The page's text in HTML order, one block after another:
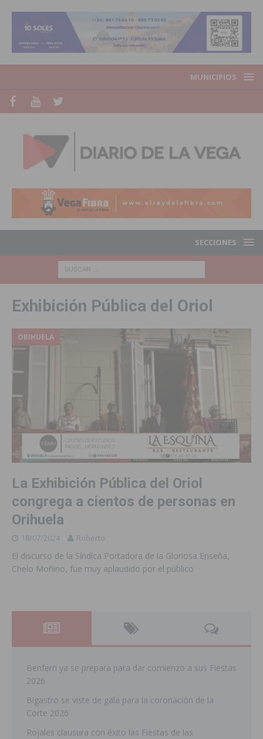
MUNICIPIOS
SECCIONES
Exhibición Pública del Oriol
ORIHUELA
La Exhibición Pública del Oriol
congrega a cientos de personas en
Orihuela
18/07/2024 Roberto
El discurso de la Síndica Portadora de la Gloriosa Enseña,
Chelo Moñino, fue muy aplaudido por el público
Benferri ya se prepara para dar comienzo a sus Fiestas
2026
Bigastro se viste de gala para la coronación de la
Corte 2026
Rojales clausura con éxito las Fiestas de las